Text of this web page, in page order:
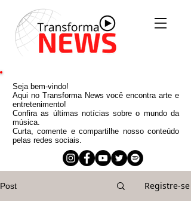
Seja bem-vindo!
Aqui no Transforma News você encontra arte e
entretenimento!
Confira as últimas notícias sobre o mundo da
música.
Curta, comente e compartilhe nosso conteúdo
pelas redes sociais.
Post Registre-se